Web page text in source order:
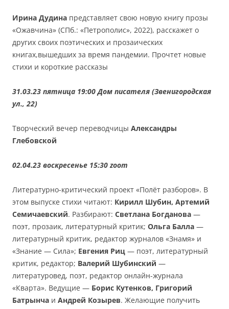
Ирина Дудина представляет свою новую книгу прозы
«Ожавчина» (СПб.: «Петрополис», 2022), расскажет о
других своих поэтических и прозаических
книгах,вышедших за время пандемии. Прочтет новые
стихи и короткие рассказы
31.03.23 пятница 19:00 Дом писателя (Звенигородская
ул., 22)
Творческий вечер переводчицы Александры
Глебовской
02.04.23 воскресенье 15:30zoom
Литературно-критический проект «Полёт разборов». В
этом выпуске стихи читают: Кирилл Шубин, Артемий
Семичаевский. Разбирают: Светлана Богданова —
поэт, прозаик, литературный критик; Ольга Балла —
литературный критик, редактор журналов «Знамя» и
«Знание — Сила»; Евгения Риц — поэт, литературный
критик, редактор; Валерий Шубинский —
литературовед, поэт, редактор онлайн-журнала
«Кварта». Ведущие — Борис Кутенков, Григорий
Батрынча и Андрей Козырев. Желающие получить